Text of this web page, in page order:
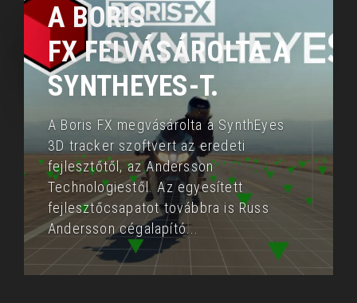
A BORIS
FX FELVÁSÁROLTA A
SYNTHEYES-T.
A Boris FX megvásárolta a SynthEyes
3D tracker szoftvert az eredeti
fejlesztőtől, az Andersson
Technologiestől. Az egyesített
fejlesztőcsapatot továbbra is Russ
Andersson cégalapító...